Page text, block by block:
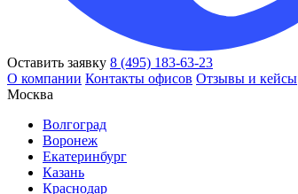
Оставить заявку 8 (495) 183-63-23
О компании Контакты офисов Отзывы и кейсы
Москва
Волгоград
Воронеж
Екатеринбург
Казань
Краснодар